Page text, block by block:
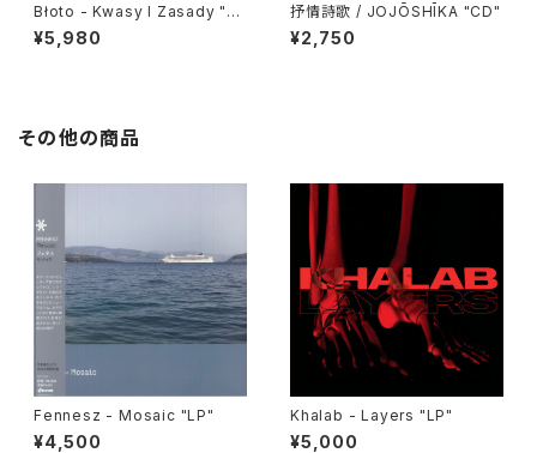
Błoto - Kwasy I Zasady "L
P"
¥5,980
抒情詩歌 / JOJŌSHĪKA "CD"
¥2,750
その他の商品
Fennesz - Mosaic "LP"
¥4,500
Khalab - Layers "LP"
¥5,000